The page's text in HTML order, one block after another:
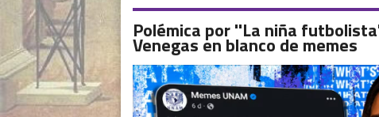
Polémica por ''La niña
Venegas en blanco de memes